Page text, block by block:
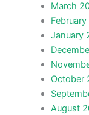
March
February
January
October
August